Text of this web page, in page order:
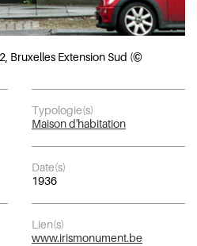
Bruxelles Extension Sud (©
Typologie(s)
Maison d'habitation
Date(s)
1936
Lien(s)
www.irismonument.be